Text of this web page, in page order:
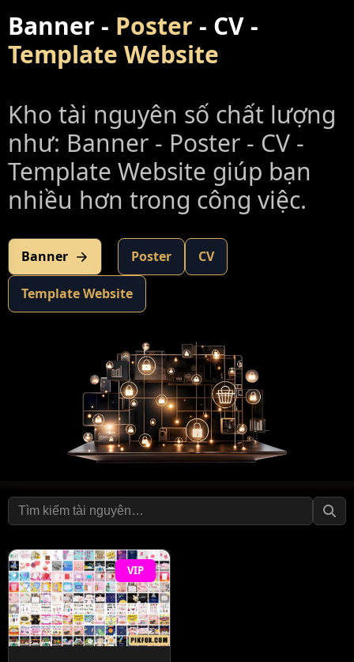
Banner - Poster - CV -
Template Website
Kho tài nguyên số chất lượng
như: Banner - Poster - CV -
Template Website giúp bạn
nhiều hơn trong công việc.
Banner Poster CV
Template Website
VIP